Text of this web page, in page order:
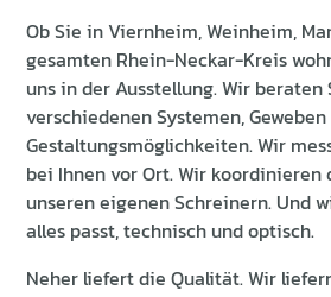
Ob Sie in Viernheim, Weinheim,
gesamten Rhein-Neckar-Kreis
uns in der Ausstellung. Wir beraten
verschiedenen Systemen,
Gestaltungsmöglichkeiten. Wir
bei Ihnen vor Ort. Wir
unseren eigenen Schreinern. Und
alles passt, technisch und optisch.
Neher liefert die Qualität. Wir